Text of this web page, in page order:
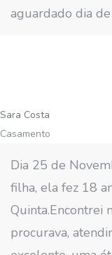
aguardado dia de
Sara Costa
Casamento
Dia 25 de
filha, ela fez 18
Quinta.Encontrei
procurava,